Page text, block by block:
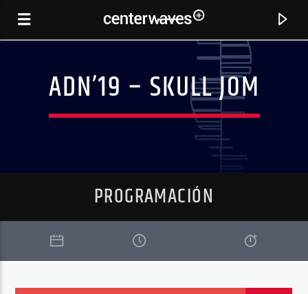
CANCIÓN ACTUAL
BABEL (HRAACH REMIX)
ADN’19 – SKULL JOM
PROGRAMACIÓN